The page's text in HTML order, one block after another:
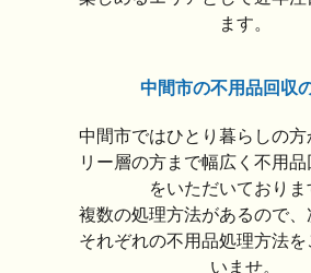
ます。
中間市の不用品回収
中間市ではひとり暮らしの方
リー層の方まで幅広く不用
をいただいておりま
複数の処理方法があるので、
それぞれの不用品処理方法を
いませ。